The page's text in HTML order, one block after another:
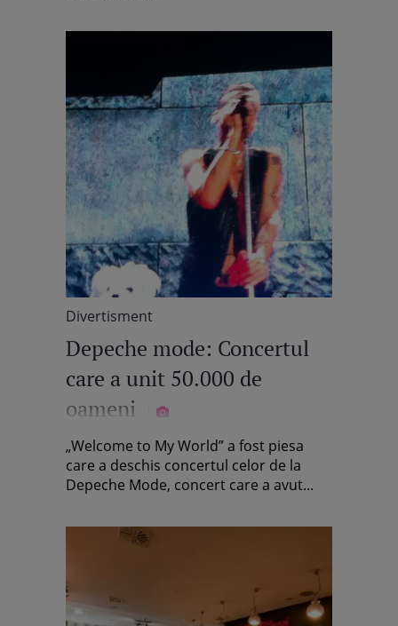
Divertisment
Depeche mode: Concertul
care a unit 50.000 de
oameni
„Welcome to My World” a fost piesa
care a deschis concertul celor de la
Depeche Mode, concert care a avut...